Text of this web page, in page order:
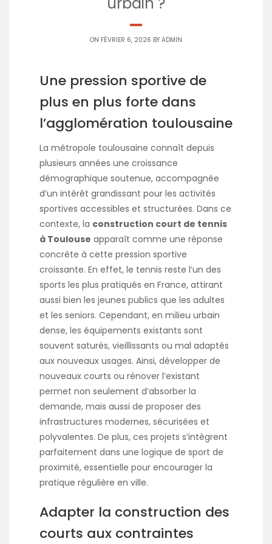
ON FÉVRIER 6, 2026 BY ADMIN
Une pression sportive de
plus en plus forte dans
l’agglomération toulousaine
La métropole toulousaine connaît depuis
plusieurs années une croissance
démographique soutenue, accompagnée
d’un intérêt grandissant pour les activités
sportives accessibles et structurées. Dans ce
contexte, la construction court de tennis
à Toulouse apparaît comme une réponse
concrète à cette pression sportive
croissante. En effet, le tennis reste l’un des
sports les plus pratiqués en France, attirant
aussi bien les jeunes publics que les adultes
et les seniors. Cependant, en milieu urbain
dense, les équipements existants sont
souvent saturés, vieillissants ou mal adaptés
aux nouveaux usages. Ainsi, développer de
nouveaux courts ou rénover l’existant
permet non seulement d’absorber la
demande, mais aussi de proposer des
infrastructures modernes, sécurisées et
polyvalentes. De plus, ces projets s’intègrent
parfaitement dans une logique de sport de
proximité, essentielle pour encourager la
pratique régulière en ville.
Adapter la construction des
courts aux contraintes